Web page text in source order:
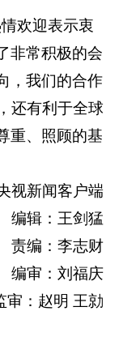
欢迎表示衷
非常积极的会
，我们的合作
还有利于全球
重、照顾的基
视新闻客户端
编辑：王剑猛
责编：李志财
编审：刘福庆
审：赵明 王勍